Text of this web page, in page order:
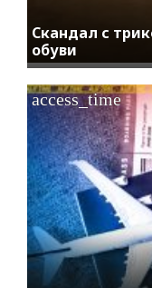
Скандал с
обуви
access_time